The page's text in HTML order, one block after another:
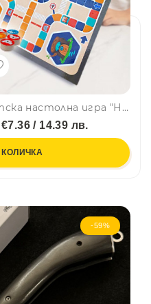
Забавна двустранна детска настолна игра "НЕ СЕ СЪРДИ ЧОВЕЧЕ" и "СТЪЛБИЧКИ" CQ09
/ 14.39 лв.
-59%